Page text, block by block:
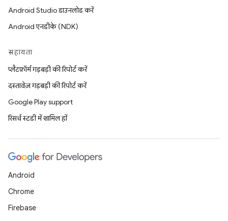
Android Studio डाउनलोड करें
Android एनडीके (NDK)
सहायता
प्लैटफ़ॉर्म गड़बड़ी की रिपोर्ट करें
दस्तावेज़ गड़बड़ी की रिपोर्ट करें
Google Play support
रिसर्च स्टडी में शामिल हों
Android
Chrome
Firebase